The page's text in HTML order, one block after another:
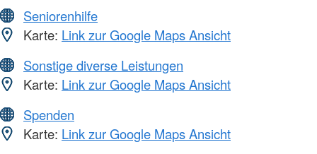
Seniorenhilfe
Karte: Link zur Google Maps Ansicht
Sonstige diverse Leistungen
Karte: Link zur Google Maps Ansicht
Spenden
Karte: Link zur Google Maps Ansicht